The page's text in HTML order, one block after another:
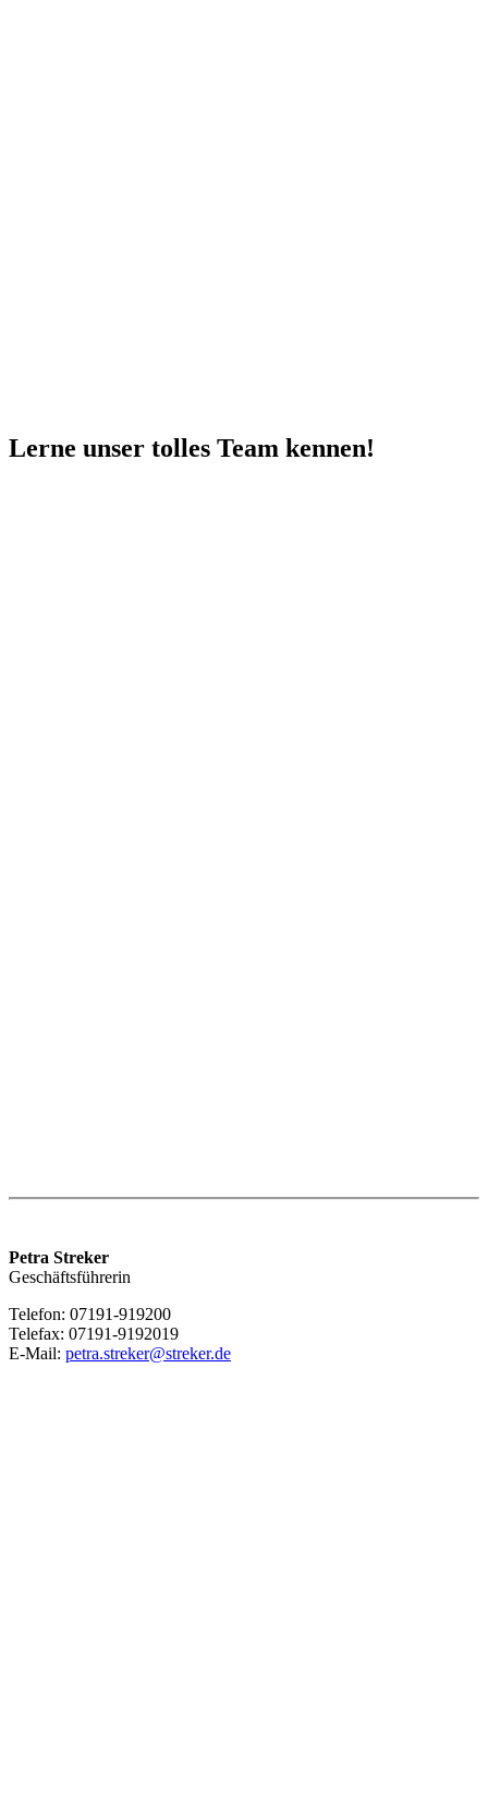
Lerne unser tolles Team kennen!
Petra Streker
Geschäftsführerin
Telefon: 07191-919200
Telefax: 07191-9192019
E-Mail: petra.streker@streker.de